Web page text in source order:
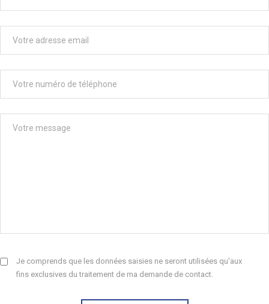
Je comprends que les données saisies ne seront utilisées qu'aux
fins exclusives du traitement de ma demande de contact.